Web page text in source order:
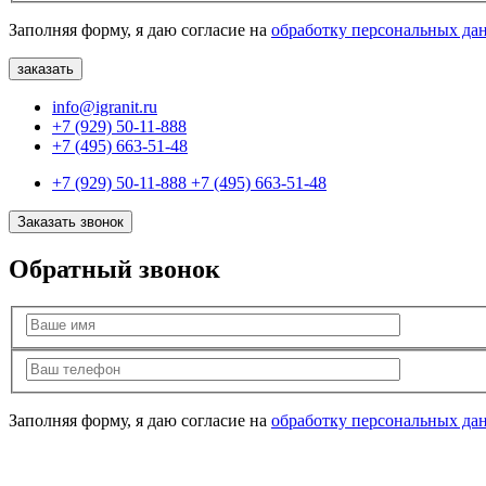
Заполняя форму, я даю согласие на обработку персональных
info@igranit.ru
+7 (929) 50-11-888
+7 (495) 663-51-48
+7 (929) 50-11-888 +7 (495) 663-51-48
Заказать звонок
Обратный звонок
Заполняя форму, я даю согласие на обработку персональных